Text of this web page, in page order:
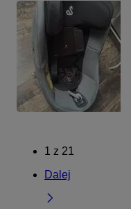
1 z 21
Dalej